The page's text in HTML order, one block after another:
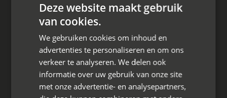
Hoofdkantoor
Den Berg 16A
4661 KZ Halsteren,
085 - 773 02 12
aanvraag@mayet.nl
Deze website maakt gebruik
van cookies.
We gebruiken cookies om inhoud en
advertenties te personaliseren en om ons
verkeer te analyseren. We delen ook
informatie over uw gebruik van onze site
met onze advertentie- en analysepartners,